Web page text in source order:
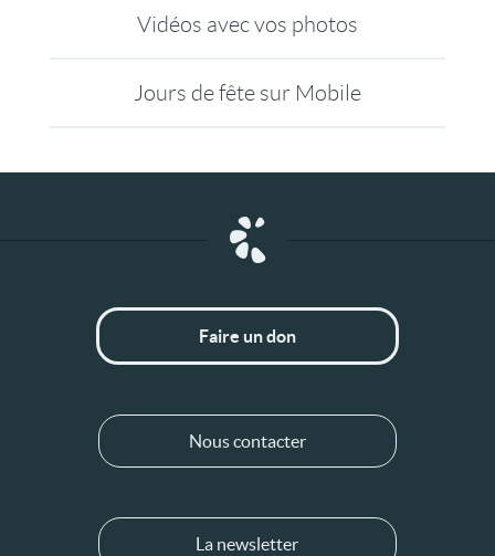
Vidéos avec vos photos
Jours de fête sur Mobile
Faire un don
Nous contacter
La newsletter